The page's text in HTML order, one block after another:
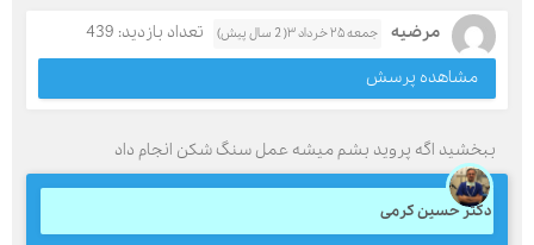
مرضیه جمعه ۲۵ خرداد ۳( 2 سال پیش)
تعداد بازدید: 439
مشاهده پرسش
ببخشید اگه پروید بشم میشه عمل سنگ شکن انجام داد
دکتر حسین کرمی